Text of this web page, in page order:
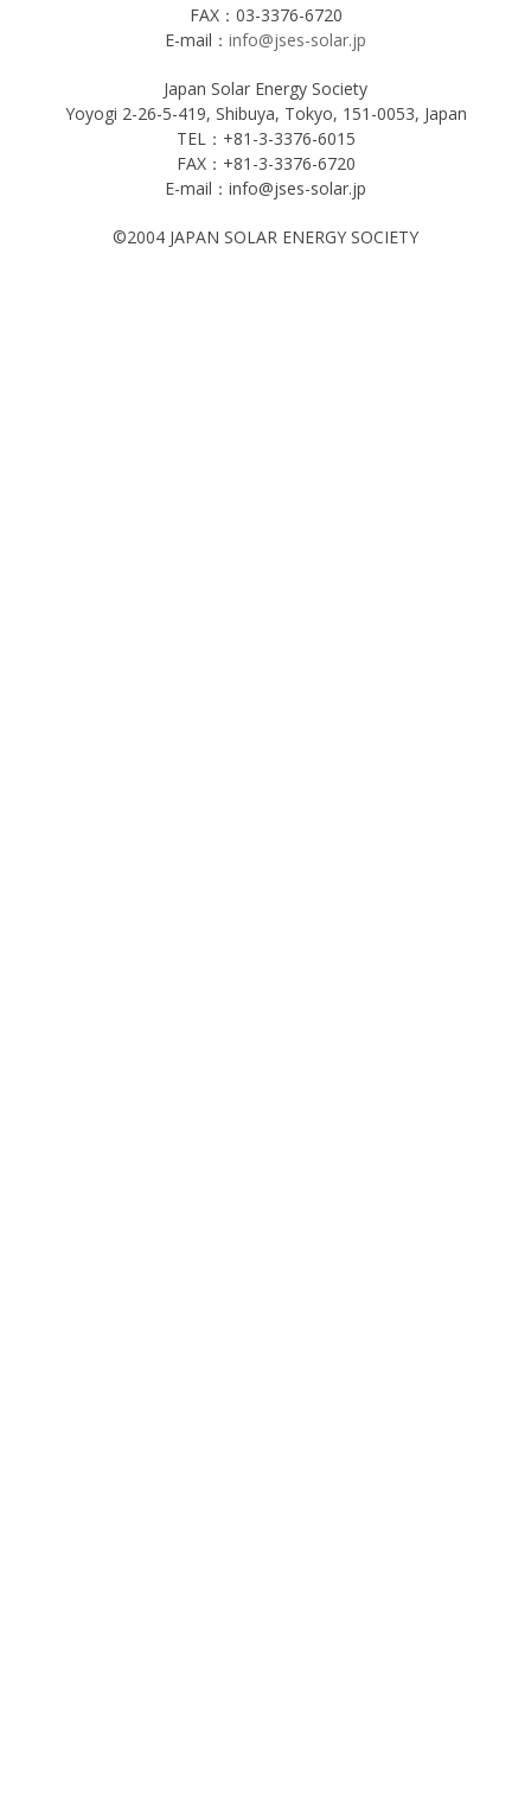
FAX：03-3376-6720
E-mail： info@jses-solar.jp
Japan Solar Energy Society
Yoyogi 2-26-5-419, Shibuya, Tokyo, 151-0053, Japan
TEL：+81-3-3376-6015
FAX：+81-3-3376-6720
E-mail：info@jses-solar.jp
©2004 JAPAN SOLAR ENERGY SOCIETY